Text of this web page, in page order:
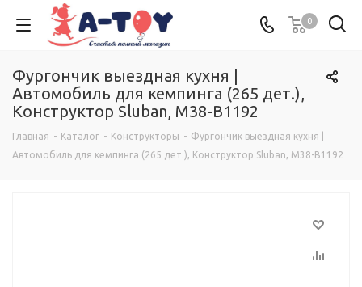
0
Фургончик выездная кухня |
Автомобиль для кемпинга (265 дет.),
Конструктор Sluban, M38-B1192
Главная - Каталог - Конструкторы - Фургончик выездная кухня |
Автомобиль для кемпинга (265 дет.), Конструктор Sluban, M38-B1192